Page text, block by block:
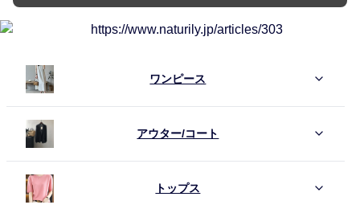
ワンピース
アウター/コート
トップス